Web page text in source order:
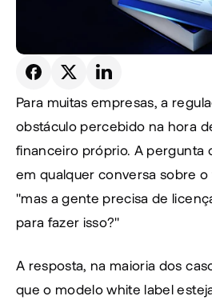
Para muitas empresas, a
obstáculo percebido na hora
financeiro próprio. A pergunta
em qualquer conversa sobre o
"mas a gente precisa de
para fazer isso?"
A resposta, na maioria dos
que o modelo white label